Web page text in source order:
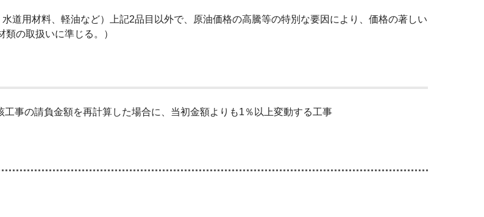
道用材料、軽油など）上記2品目以外で、原油価格の高騰等の特別な要因により、価格の著しい
の取扱いに準じる。）
事の請負金額を再計算した場合に、当初金額よりも1％以上変動する工事